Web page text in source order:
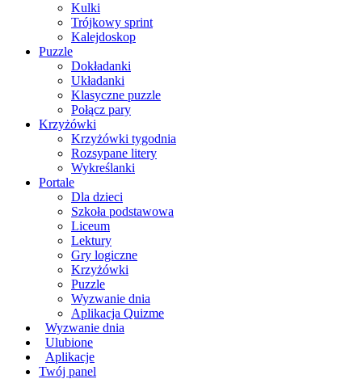
Kulki
Trójkowy sprint
Kalejdoskop
Puzzle
Dokładanki
Układanki
Klasyczne puzzle
Połącz pary
Krzyżówki
Krzyżówki tygodnia
Rozsypane litery
Wykreślanki
Portale
Dla dzieci
Szkoła podstawowa
Liceum
Lektury
Gry logiczne
Krzyżówki
Puzzle
Wyzwanie dnia
Aplikacja Quizme
Wyzwanie dnia
Ulubione
Aplikacje
Twój panel